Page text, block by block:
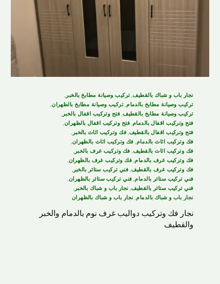
نجار باب و شباك بالقطيف,تركيب وصيانة مطابخ بالخبر
تركيب وصيانة مطابخ بالدمام ,تركيب وصيانة مطابخ بالظهران,
تركيب وصيانة مطابخ بالقطيف, فتح وتركيب اقفال بالخبر
فتح وتركيب اقفال بالدمام ,فتح وتركيب اقفال بالظهران
فتح وتركيب اقفال بالقطيف ,فك وتركيب اثاث بالخبر
فك وتركيب اثاث بالدمام
فك وتركيب اثاث بالظهران
فك وتركيب اثاث بالقطيف فك وتركيب غرف بالخبر
فك وتركيب غرف بالدمام فك وتركيب غرف بالظهران
فك وتركيب غرف بالقطيف, فني تركيب ستائر بالخبر
فني تركيب ستائر بالدمام فني تركيب ستائر بالظهران
فني تركيب ستائر بالقطيف, نجار باب و شباك بالخبر
نجار باب و شباك بالدمام نجار باب و شباك بالظهران
نجار فك وتركيب دواليب غرف نوم بالدمام والخبر
والقطيف